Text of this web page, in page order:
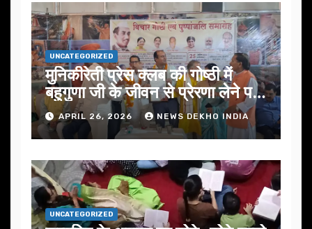
UNCATEGORIZED
मुनिकीरेती प्रेस क्लब की गोष्ठी में
बहुगुणा जी के जीवन से प्रेरणा लेने पर
जोरAPRIL 26, 2026 NEWS DEKHO INDIA
UNCATEGORIZED